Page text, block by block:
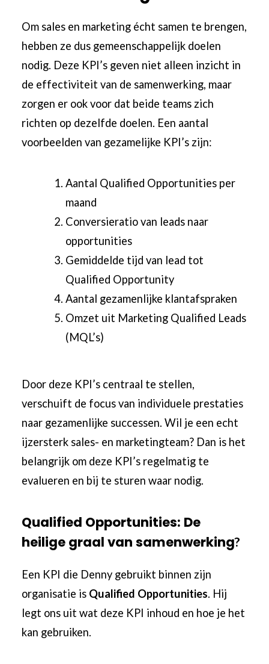
Om sales en marketing écht samen te brengen,
hebben ze dus gemeenschappelijk doelen
nodig. Deze KPI’s geven niet alleen inzicht in
de effectiviteit van de samenwerking, maar
zorgen er ook voor dat beide teams zich
richten op dezelfde doelen. Een aantal
voorbeelden van gezamelijke KPI’s zijn:
Aantal Qualified Opportunities per
maand
Conversieratio van leads naar
opportunities
Gemiddelde tijd van lead tot
Qualified Opportunity
Aantal gezamenlijke klantafspraken
Omzet uit Marketing Qualified Leads
(MQL’s)
Door deze KPI’s centraal te stellen,
verschuift de focus van individuele prestaties
naar gezamenlijke successen. Wil je een echt
ijzersterk sales- en marketingteam? Dan is het
belangrijk om deze KPI’s regelmatig te
evalueren en bij te sturen waar nodig.
Qualified Opportunities: De
heilige graal van samenwerking?
Een KPI die Denny gebruikt binnen zijn
organisatie is Qualified Opportunities. Hij
legt ons uit wat deze KPI inhoud en hoe je het
kan gebruiken.